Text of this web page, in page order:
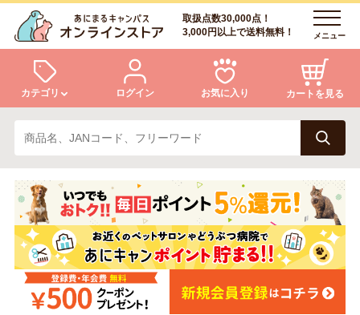
取扱点数30,000点！
3,000円以上で送料無料！
メニュー
カテゴリ
犬 猫
小動物・鳥 アクア・爬虫類・昆虫
ドッグフード キャットフード
ログイン お気に入り カートを見る
ログイン
会員登録
あにまるキャンパスについて
アフターサービス